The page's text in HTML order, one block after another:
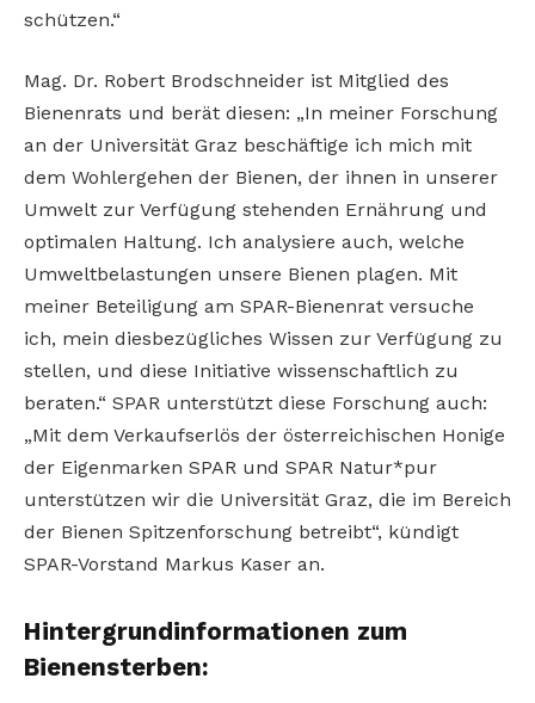
schützen.“
Mag. Dr. Robert Brodschneider ist Mitglied des
Bienenrats und berät diesen: „In meiner Forschung
an der Universität Graz beschäftige ich mich mit
dem Wohlergehen der Bienen, der ihnen in unserer
Umwelt zur Verfügung stehenden Ernährung und
optimalen Haltung. Ich analysiere auch, welche
Umweltbelastungen unsere Bienen plagen. Mit
meiner Beteiligung am SPAR-Bienenrat versuche
ich, mein diesbezügliches Wissen zur Verfügung zu
stellen, und diese Initiative wissenschaftlich zu
beraten.“ SPAR unterstützt diese Forschung auch:
„Mit dem Verkaufserlös der österreichischen Honige
der Eigenmarken SPAR und SPAR Natur*pur
unterstützen wir die Universität Graz, die im Bereich
der Bienen Spitzenforschung betreibt“, kündigt
SPAR-Vorstand Markus Kaser an.
Hintergrundinformationen zum
Bienensterben: